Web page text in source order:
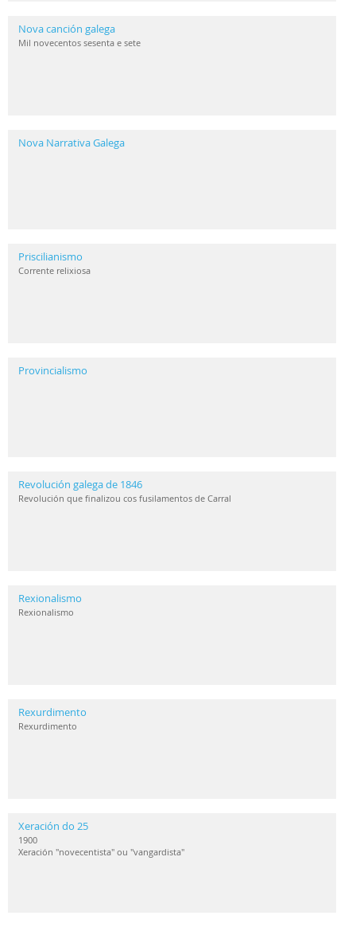
Nova canción galega
Mil novecentos sesenta e sete
Nova Narrativa Galega
Priscilianismo
Corrente relixiosa
Provincialismo
Revolución galega de 1846
Revolución que finalizou cos fusilamentos de Carral
Rexionalismo
Rexionalismo
Rexurdimento
Rexurdimento
Xeración do 25
1900
Xeración "novecentista" ou "vangardista"